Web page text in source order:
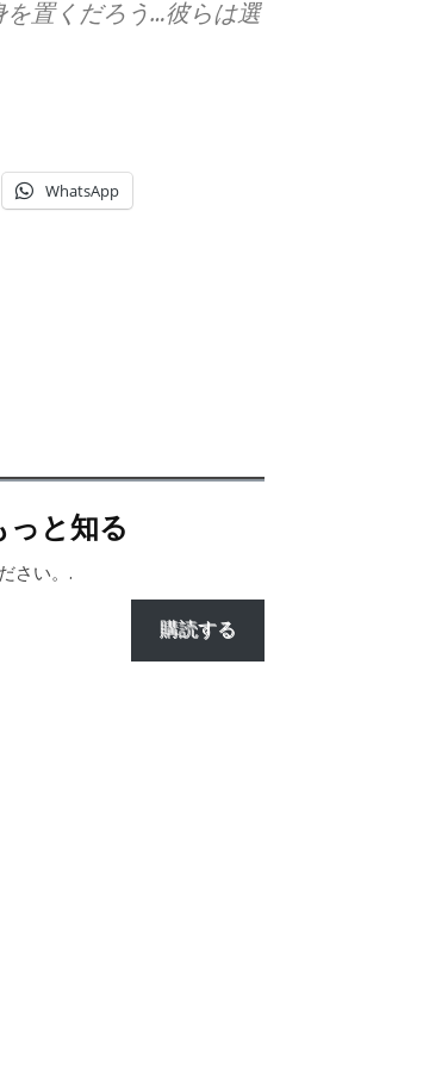
置くだろう…彼らは選
WhatsApp
っと知る
さい。.
購読する